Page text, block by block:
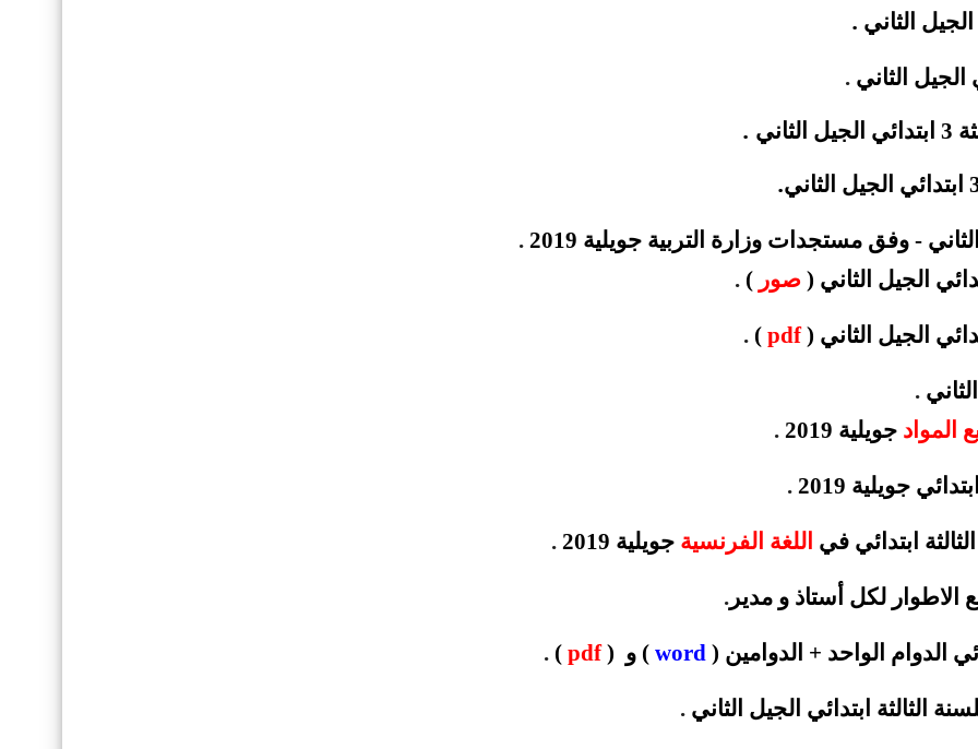
.
الثاني .
.
.
.
صور )
.
pdf
)
.
.
المواد جويلية 2019 .
جويلية 2019 .
ابتدائي في اللغة الفرنسية جويلية 2019 .
الاطوار لكل أستاذ و مدير .
word ) و (pdf
)
.
الثالثة ابتدائي الجيل الثاني .